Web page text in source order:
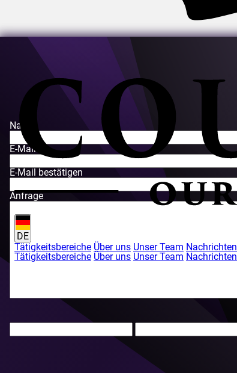
DE
Tätigkeitsbereiche Über uns Unser Team Nachrichten
Tätigkeitsbereiche Über uns Unser Team Nachrichten
Name
E-Mail
E-Mail bestätigen
Anfrage